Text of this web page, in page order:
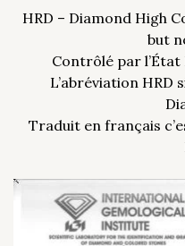
HRD – Diamond High
but
Contrôlé par l’État
L’abréviation HRD
Traduit en français